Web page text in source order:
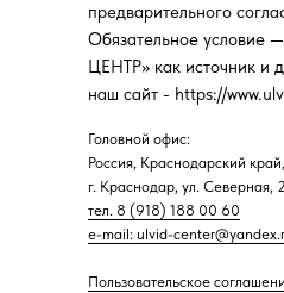
Головной офис:
Россия, Краснодарский край,
г. Краснодар, ул. Северная,
тел. 8 (918) 188 00 60
e-mail: ulvid-
Пользовательское
предварительного
Обязательное
ЦЕНТР» как источник и
наш сайт - https://